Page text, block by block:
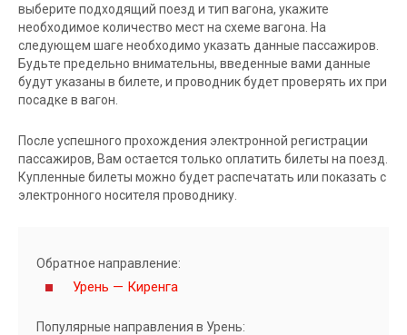
выберите подходящий поезд и тип вагона, укажите
необходимое количество мест на схеме вагона. На
следующем шаге необходимо указать данные пассажиров.
Будьте предельно внимательны, введенные вами данные
будут указаны в билете, и проводник будет проверять их при
посадке в вагон.
После успешного прохождения электронной регистрации
пассажиров, Вам остается только оплатить билеты на поезд.
Купленные билеты можно будет распечатать или показать с
электронного носителя проводнику.
Обратное направление:
Урень — Киренга
Популярные направления в Урень: